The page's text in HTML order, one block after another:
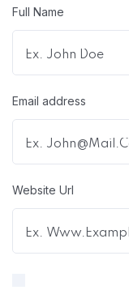
Full Name
Email address
Website Url